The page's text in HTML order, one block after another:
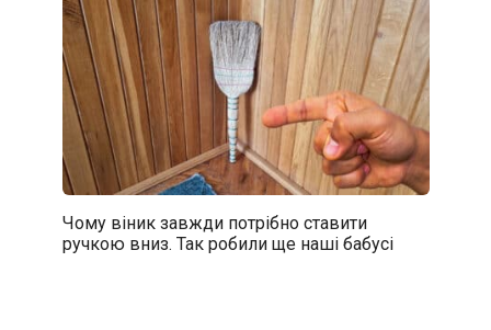
Чому віник завжди потрібно ставити
ручкою вниз. Так робили ще наші бабусі